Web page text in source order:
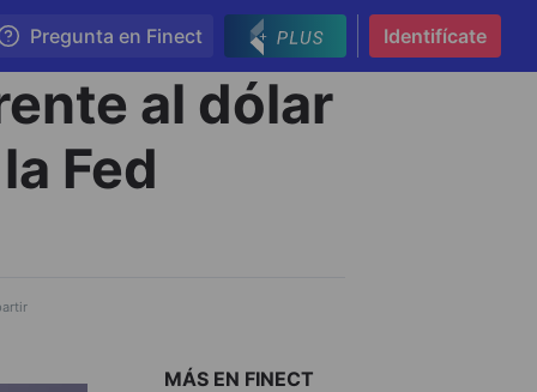
Pregunta en Finect Identifícate
al dólar
Fed
MÁS EN FINECT